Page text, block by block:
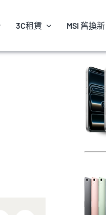
3C租賃 MSI 舊換新